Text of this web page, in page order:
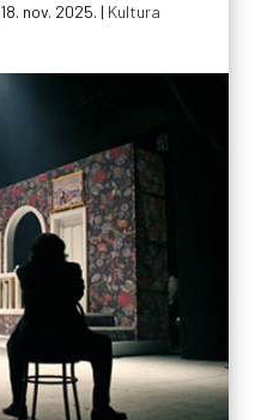
18. nov. 2025. | Kultura